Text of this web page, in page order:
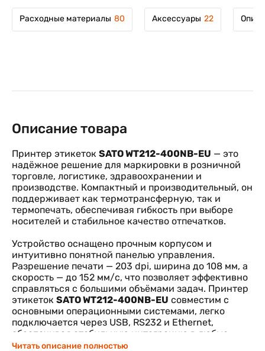
Расходные материалы 80 Аксессуары 22
Описание товара
Принтер этикеток SATO WT212-400NB-EU — это
надёжное решение для маркировки в розничной
торговле, логистике, здравоохранении и
производстве. Компактный и производительный, он
поддерживает как термотрансферную, так и
термопечать, обеспечивая гибкость при выборе
носителей и стабильное качество отпечатков.
Устройство оснащено прочным корпусом и
интуитивно понятной панелью управления.
Разрешение печати — 203 dpi, ширина до 108 мм, а
скорость — до 152 мм/с, что позволяет эффективно
справляться с большими объёмами задач. Принтер
этикеток SATO WT212-400NB-EU совместим с
основными операционными системами, легко
подключается через USB, RS232 и Ethernet,
обеспечивая стабильную интеграцию в любые
рабочие процессы.
Читать описание полностью